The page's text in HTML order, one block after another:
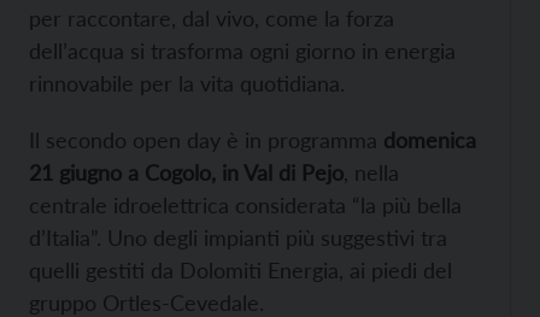
per raccontare, dal vivo, come la forza
dell’acqua si trasforma ogni giorno in energia
rinnovabile per la vita quotidiana.
Il secondo open day è in programma domenica
21 giugno a Cogolo, in Val di Pejo , nella
centrale idroelettrica considerata “la più bella
d’Italia”. Uno degli impianti più suggestivi tra
quelli gestiti da Dolomiti Energia, ai piedi del
gruppo Ortles‑Cevedale.